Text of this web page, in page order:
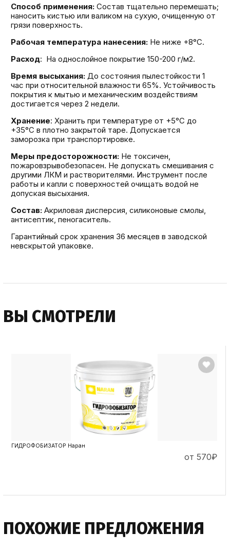
Способ применения:Состав тщательно перемешать;
наносить кистью или валиком на сухую, очищенную от
грязи поверхность.
Рабочая температура нанесения: Не ниже +8°С.
Расход: На однослойное покрытие 150-200 г/м2.
Время высыхания:До состояния пылестойкости 1
час при относительной влажности 65%. Устойчивость
покрытия к мытью и механическим воздействиям
достигается через 2 недели.
Хранение: Хранить при температуре от +5°С до
+35°С в плотно закрытой таре. Допускается
заморозка при транспортировке.
Меры предосторожности: Не токсичен,
пожаровзрывобезопасен. Не допускать смешивания с
другими ЛКМ и растворителями. Инструмент после
работы и капли с поверхностей очищать водой не
допуская высыхания.
Состав:Акриловая дисперсия, силиконовые смолы,
антисептик, пеногаситель.
Гарантийный срок хранения 36 месяцев в заводской
невскрытой упаковке.
ВЫ СМОТРЕЛИ
ГИДРОФОБИЗАТОР Наран
от 570₽
ПОХОЖИЕ ПРЕДЛОЖЕНИЯ